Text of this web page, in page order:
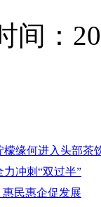
间：
檬缘何进入头部茶
力冲刺“双过半”
惠民惠企促发展